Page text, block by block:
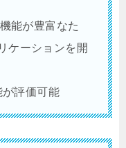
能が豊富なた
ケーションを開
評価可能